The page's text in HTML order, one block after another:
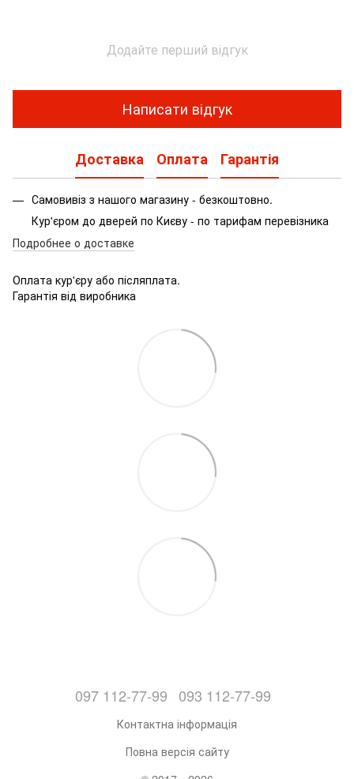
Додайте перший відгук
Написати відгук
Доставка Оплата Гарантія
Самовивіз з нашого магазину - безкоштовно.
Кур'єром до дверей по Києву - по тарифам перевізника
Подробнее о доставке
Оплата кур'єру або післяплата.
Гарантія від виробника
097 112-77-99 093 112-77-99
Контактна інформація
Повна версія сайту